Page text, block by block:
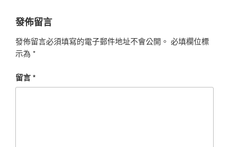
發佈留言
發佈留言必須填寫的電子郵件地址不會公開。 必填欄位標
示為 *
留言*